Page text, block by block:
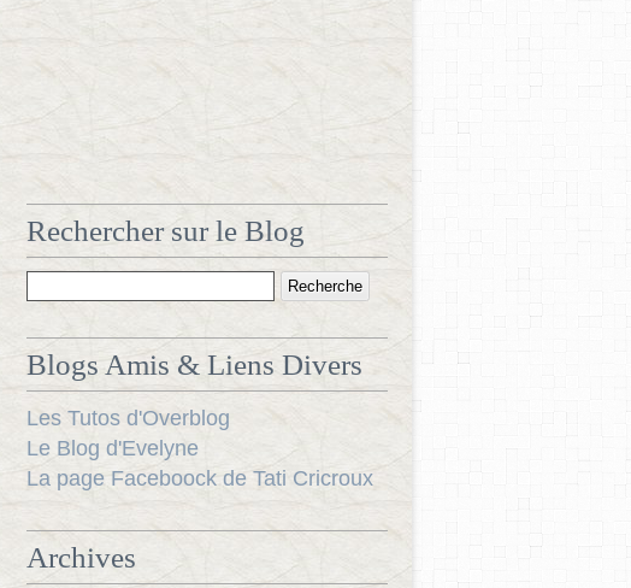
Rechercher sur le Blog
Blogs Amis & Liens Divers
Les Tutos d'Overblog
Le Blog d'Evelyne
La page Faceboock de Tati Cricroux
Archives